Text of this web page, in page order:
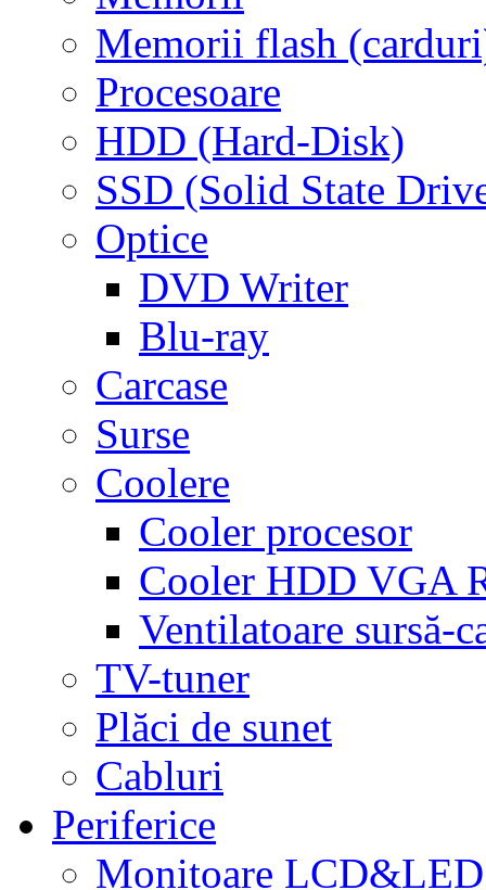
Memorii flash
Procesoare
HDD (Hard-Disk)
SSD (Solid State
Optice
DVD Writer
Blu-ray
Carcase
Surse
Coolere
Cooler procesor
Cooler HDD VGA
Ventilatoare sursă-
TV-tuner
Plăci de sunet
Cabluri
Periferice
Monitoare LCD&LED